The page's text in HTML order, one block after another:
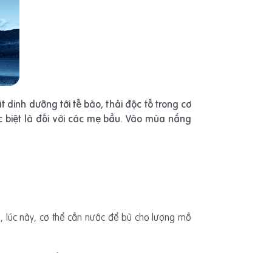
dinh dưỡng tới tế bào, thải độc tố trong cơ
là đối với các mẹ bầu. Vào mùa nắng
này, cơ thể cần nước để bù cho lượng mồ